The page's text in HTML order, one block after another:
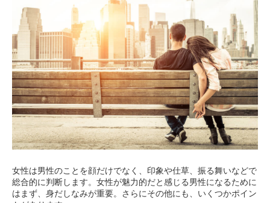
女性は男性のことを顔だけでなく、印象や仕草、振る舞いなどで
総合的に判断します。女性が魅力的だと感じる男性になるために
はまず、身だしなみが重要。さらにその他にも、いくつかポイン